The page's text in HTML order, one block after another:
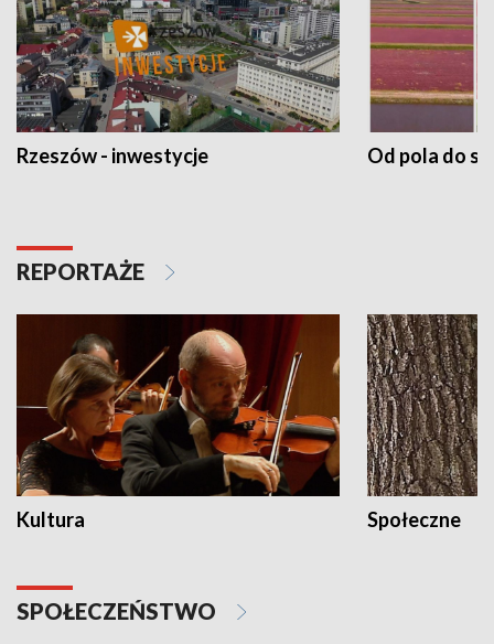
Rzeszów - inwestycje Od pola do
REPORTAŻE
Kultura Społeczne
SPOŁECZEŃSTWO